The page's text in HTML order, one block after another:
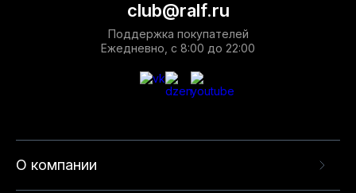
О компании
club@ralf.ru
Поддержка покупателей
Ежедневно, с 8:00 до 22:00